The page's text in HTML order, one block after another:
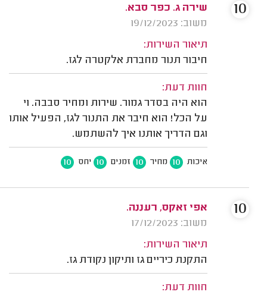
שירה ג. כפר סבא.
משוב: 19/12/2023
תיאור השירות:
חיבור תנור מחברת אלקטרה לגז.
חוות דעת:
הוא היה בסדר גמור. שירות ומחיר סבבה. וי
על הכל! הוא חיבר את התנור לגז, הפעיל אותו
וגם הדריך אותנו איך להשתמש.
איכות 10 מחיר 10 זמנים 10 יחס 10
10
אפי זאקס, רעננה.
משוב: 17/12/2023
תיאור השירות:
התקנת כיריים גז ותיקון נקודת גז.
חוות דעת:
10